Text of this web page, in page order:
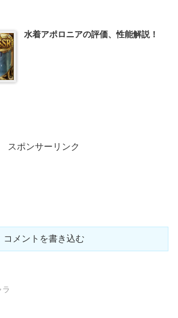
水着アポロニアの評価、性能解説！
スポンサーリンク
コメントを書き込む
ラ